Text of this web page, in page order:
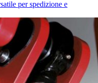
per spedizione e